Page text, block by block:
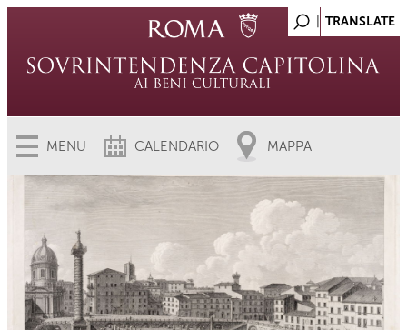
MENU CALENDARIO MAPPA